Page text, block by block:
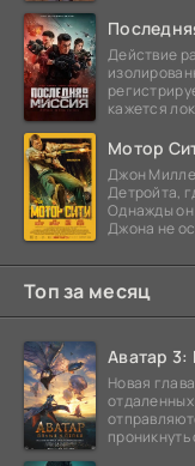
Действие
кажется
Мотор
Джон
Детройта,
Однажды он
Джона не
Топ за месяц
Аватар 3:
Новая
отдаленных